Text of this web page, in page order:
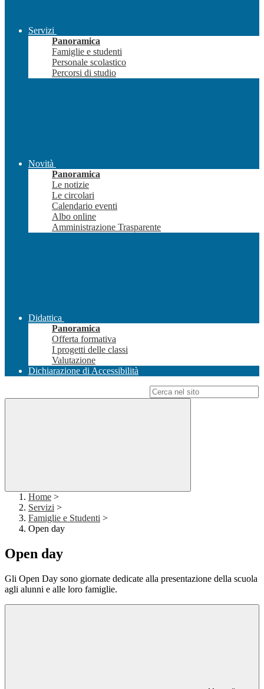
Servizi
Panoramica
Famiglie e studenti
Personale scolastico
Percorsi di studio
Novità
Panoramica
Le notizie
Le circolari
Calendario eventi
Albo online
Amministrazione Trasparente
Didattica
Panoramica
Offerta formativa
I progetti delle classi
Valutazione
Dichiarazione di Accessibilità
Home >
Servizi >
Famiglie e Studenti >
Open day
Open day
Gli Open Day sono giornate dedicate alla presentazione della scuola
agli alunni e alle loro famiglie.